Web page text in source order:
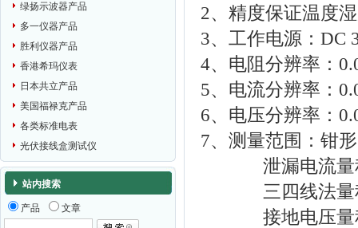
绿扬示波器产品
多一仪器产品
胜利仪器产品
香港希玛仪表
日本共立产品
美国福禄克产品
各类标准电表
光伏接线盒测试仪
站内搜索
产品 文章
2、精度保证温度
3、工作电源：DC
4、电阻分辨率：
5、电流分辨率：
6、电压分辨率：
7、测量范围：钳
泄漏电流量程
三四线法量程
接地电压量